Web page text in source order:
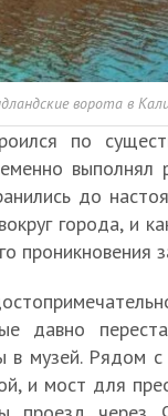
ворота в
по
до
города, и
проникновения
давно
в музей. Рядом
и мост для